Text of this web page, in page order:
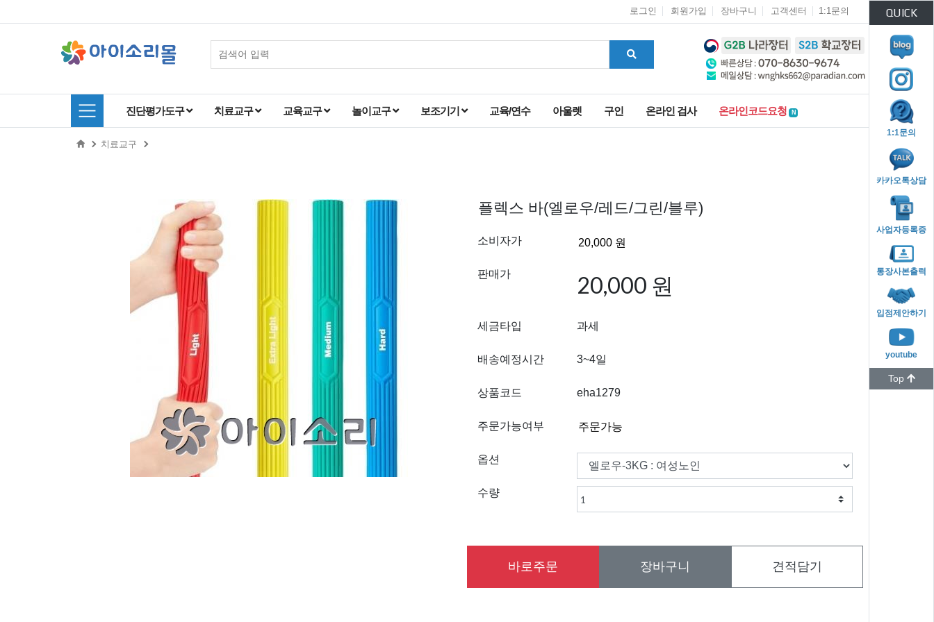
QUICK
1:1문의
카카오톡상담
사업자등록증
통장사본출력
입점제안하기
youtube
Top
로그인 회원가입 장바구니 고객센터 1:1문의
진단평가도구 치료교구 교육교구 놀이교구 보조기기 교육/연수 아울렛 구인 온라인 검사 온라인코드요청 N
치료교구
플렉스 바(엘로우/레드/그린/블루)
소비자가
판매가 20,000 원
세금타입 과세
배송예정시간 3~4일
상품코드 eha1279
주문가능여부
옵션
수량
바로주문 장바구니 견적담기